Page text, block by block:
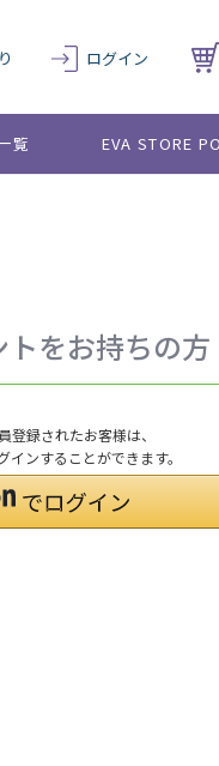
ログイン
覧 EVA STORE
をお持ちの方
録されたお客様は、
ンすることができます。